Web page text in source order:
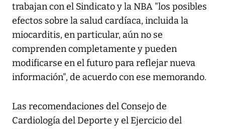
trabajan con el Sindicato y la NBA "los posibles
efectos sobre la salud cardíaca, incluida la
miocarditis, en particular, aún no se
comprenden completamente y pueden
modificarse en el futuro para reflejar nueva
información", de acuerdo con ese memorando.
Las recomendaciones del Consejo de
Cardiología del Deporte y el Ejercicio del